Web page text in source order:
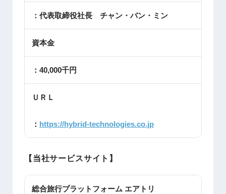
：代表取締役社長 チャン・バン・ミン
資本金
：40,000千円
ＵＲＬ
： https://hybrid-technologies.co.jp
【当社サービスサイト】
総合旅行プラットフォーム エアトリ